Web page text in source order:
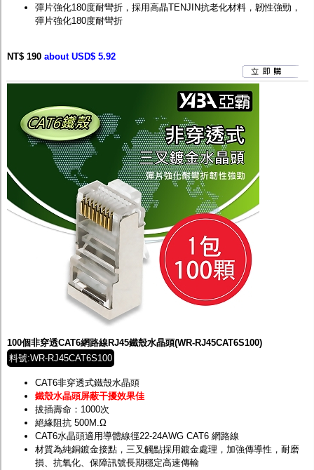
彈片強化180度耐彎折，採用高晶TENJIN抗老化材料，韌性強勁，
彈片強化180度耐彎折
NT$ 190 about USD$ 5.92
100個非穿透CAT6網路線RJ45鐵殼水晶頭(WR-RJ45CAT6S100)
料號:WR-RJ45CAT6S100
CAT6非穿透式鐵殼水晶頭
鐵殼水晶頭屏蔽干擾效果佳
拔插壽命：1000次
絕緣阻抗 500M.Ω
CAT6水晶頭適用導體線徑22-24AWG CAT6 網路線
材質為純銅鍍金接點，三叉觸點採用鍍金處理，加強傳導性，耐磨
損、抗氧化、保障訊號長期穩定高速傳輸